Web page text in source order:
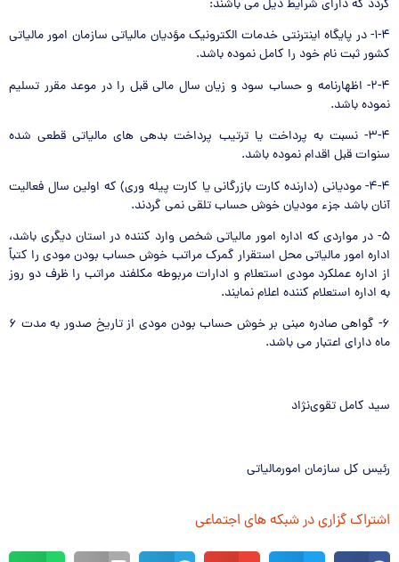
گردد که دارای شرایط ذیل می باشند:
۱-۴- در پایگاه اینترنتی خدمات الکترونیک مؤدیان مالیاتی سازمان امور مالیاتی
کشور ثبت نام خود را کامل نموده باشد.
۲-۴- اظهارنامه و حساب سود و زیان سال مالی قبل را در موعد مقرر تسلیم
نموده باشد.
۳-۴- نسبت به پرداخت یا ترتیب پرداخت بدهی های مالیاتی قطعی شده
سنوات قبل اقدام نموده باشد.
۴-۴- مودیانی (دارنده کارت بازرگانی یا کارت پیله وری) که اولین سال فعالیت
آنان باشد جزء مودیان خوش حساب تلقی نمی گردند.
۵- در مواردی که اداره امور مالیاتی شخص وارد کننده در استان دیگری باشد،
اداره امور مالیاتی محل استقرار گمرک مراتب خوش حساب بودن مودی را کتباً
از اداره عملکرد مودی استعلام و ادارات مربوطه مکلفند مراتب را ظرف دو روز
به اداره استعلام کننده اعلام نمایند.
۶- گواهی صادره مبنی بر خوش حساب بودن مودی از تاریخ صدور به مدت ۶
ماه دارای اعتبار می باشد.
سید کامل تقوینژاد
رئیس کل سازمان امورمالیاتی
اشتراک گزاری در شبکه های اجتماعی